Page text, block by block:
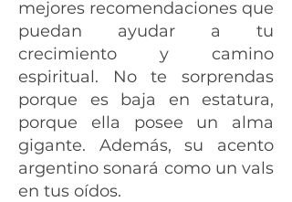
mejores recomendaciones que
puedan ayudar a tu
crecimiento y camino
espiritual. No te sorprendas
porque es baja en estatura,
porque ella posee un alma
gigante. Además, su acento
argentino sonará como un vals
en tus oídos.